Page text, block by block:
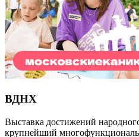
ВДНХ
Выставка достижений
крупнейший